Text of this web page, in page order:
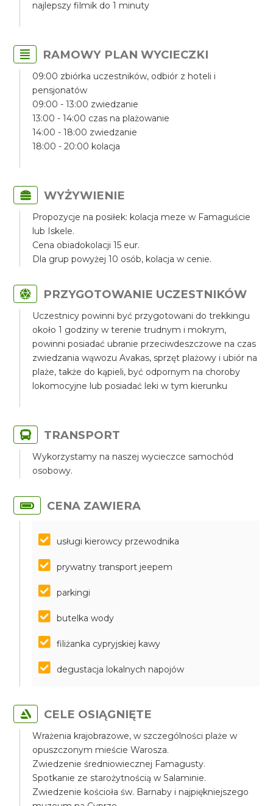
najlepszy filmik do 1 minuty
RAMOWY PLAN WYCIECZKI
09:00 zbiórka uczestników, odbiór z hoteli i
pensjonatów
09:00 - 13:00 zwiedzanie
13:00 - 14:00 czas na plażowanie
14:00 - 18:00 zwiedzanie
18:00 - 20:00 kolacja
WYŻYWIENIE
Propozycje na posiłek: kolacja meze w Famaguście
lub Iskele.
Cena obiadokolacji 15 eur.
Dla grup powyżej 10 osób, kolacja w cenie.
PRZYGOTOWANIE UCZESTNIKÓW
Uczestnicy powinni być przygotowani do trekkingu
około 1 godziny w terenie trudnym i mokrym,
powinni posiadać ubranie przeciwdeszczowe na czas
zwiedzania wąwozu Avakas, sprzęt plażowy i ubiór na
plaże, także do kąpieli, być odpornym na choroby
lokomocyjne lub posiadać leki w tym kierunku
TRANSPORT
Wykorzystamy na naszej wycieczce samochód
osobowy.
CENA ZAWIERA
usługi kierowcy przewodnika
prywatny transport jeepem
parkingi
butelka wody
filiżanka cypryjskiej kawy
degustacja lokalnych napojów
CELE OSIĄGNIĘTE
Wrażenia krajobrazowe, w szczególności plaże w
opuszczonym mieście Warosza.
Zwiedzenie średniowiecznej Famagusty.
Spotkanie ze starożytnością w Salaminie.
Zwiedzenie kościoła św. Barnaby i najpiękniejszego